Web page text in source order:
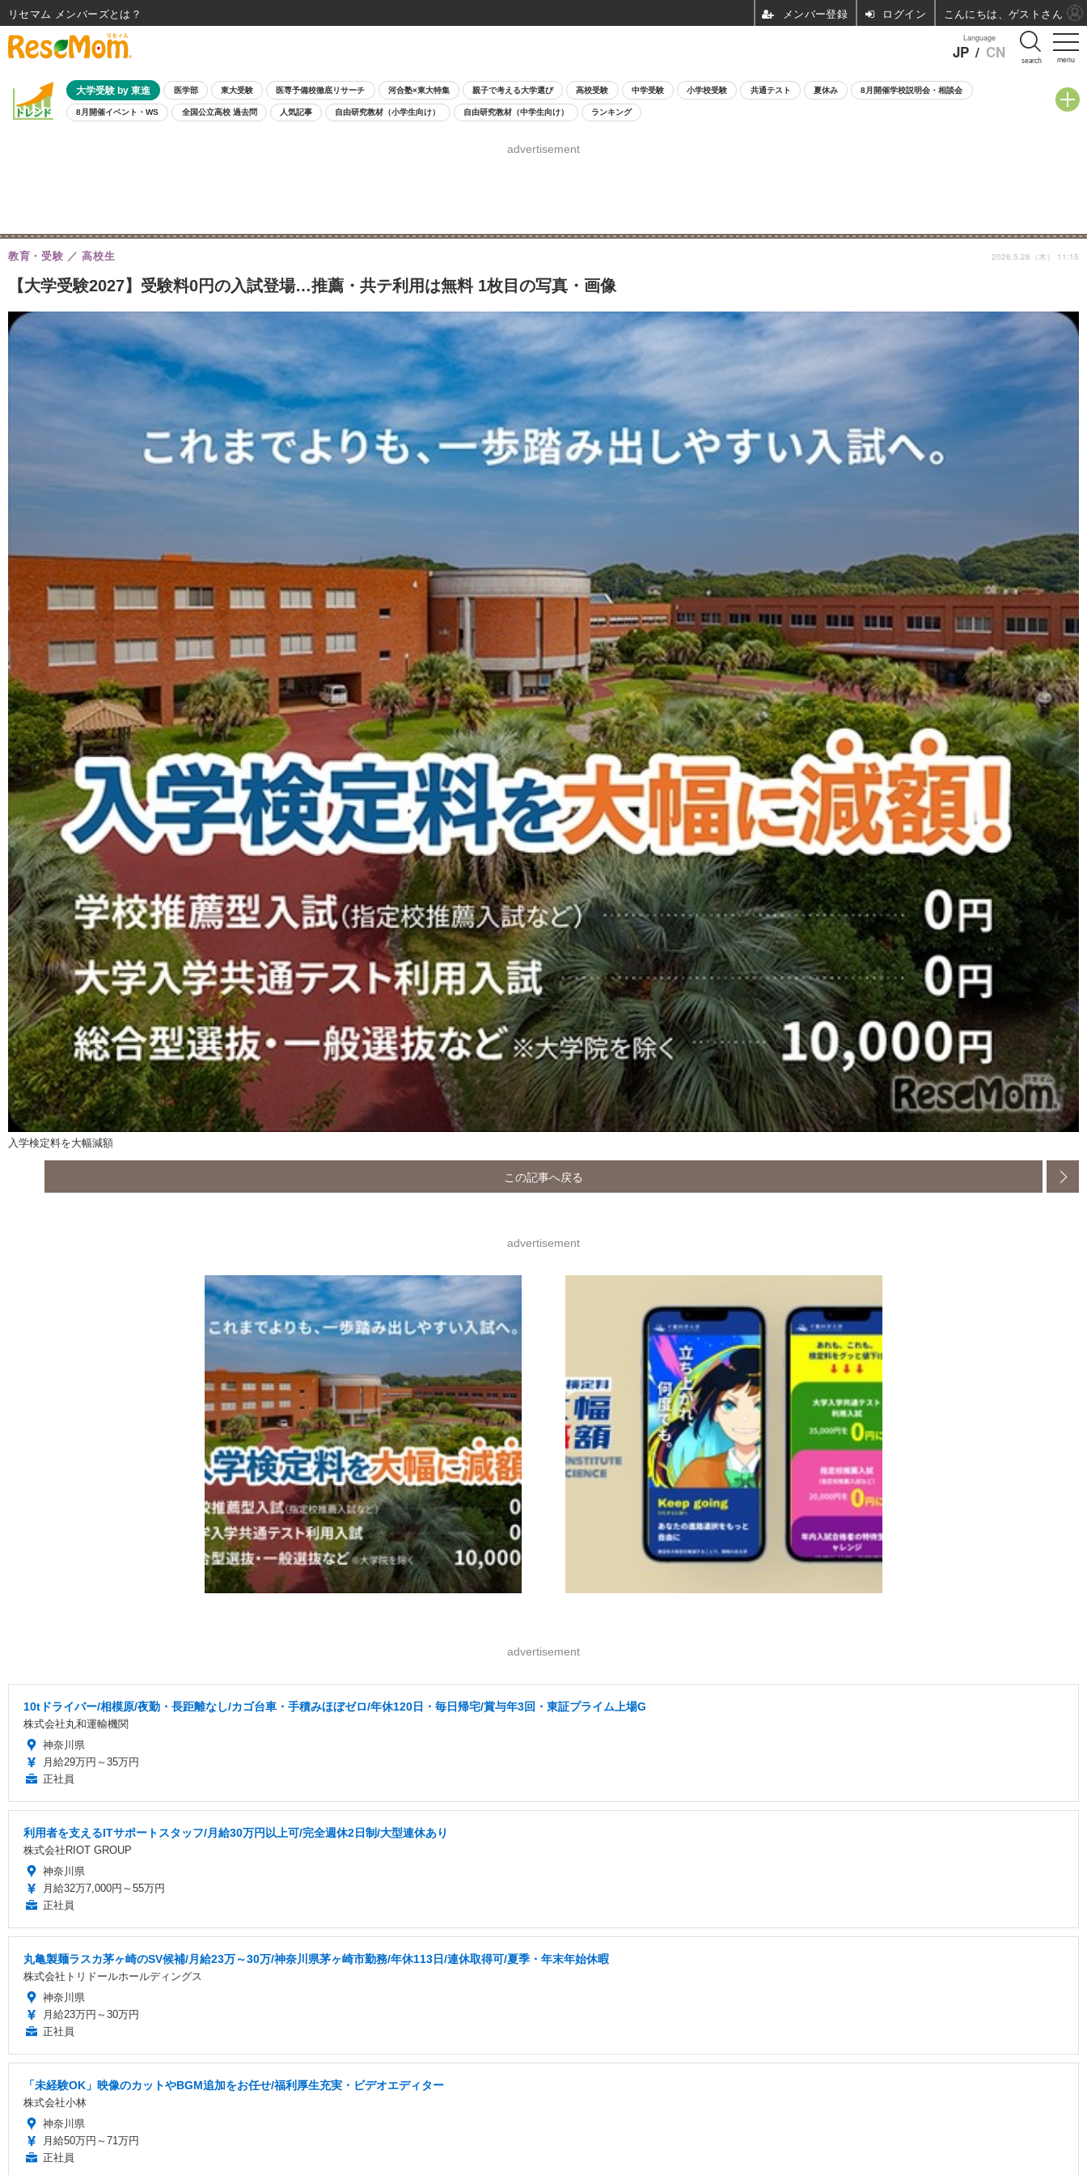
menu
Language
JP / CN search
大学受験 by 東進 医学部 東大受験 医専予備校徹底リサーチ 河合塾×東大特集 親子で考える大学選び 高校受験 中学受験 小学校受験 共通テスト 夏休み 8月開催学校説明会・相談会
8月開催イベント・WS 全国公立高校 過去問 人気記事 自由研究教材（小学生向け） 自由研究教材（中学生向け） ランキング
advertisement
【大学受験2027】受験料0円の入試登場…推薦・共テ利用は無料 1枚目の写真・画像
教育・受験 高校生 2026.5.28（木） 11:15
入学検定料を大幅減額
この記事へ戻る
advertisement
advertisement
10tドライバー/相模原/夜勤・長距離なし/カゴ台車・手積みほぼゼロ/年休120日・毎日帰宅/賞与年3回・東証プライム上場G
株式会社丸和運輸機関
神奈川県
月給29万円～35万円
正社員
利用者を支えるITサポートスタッフ/月給30万円以上可/完全週休2日制/大型連休あり
株式会社RIOT GROUP
神奈川県
月給32万7,000円～55万円
正社員
丸亀製麺ラスカ茅ヶ崎のSV候補/月給23万～30万/神奈川県茅ヶ崎市勤務/年休113日/連休取得可/夏季・年末年始休暇
株式会社トリドールホールディングス
神奈川県
月給23万円～30万円
正社員
「未経験OK」映像のカットやBGM追加をお任せ/福利厚生充実・ビデオエディター
株式会社小林
神奈川県
月給50万円～71万円
正社員
リセマム メンバーズ ログイン こんにちは、ゲストさん